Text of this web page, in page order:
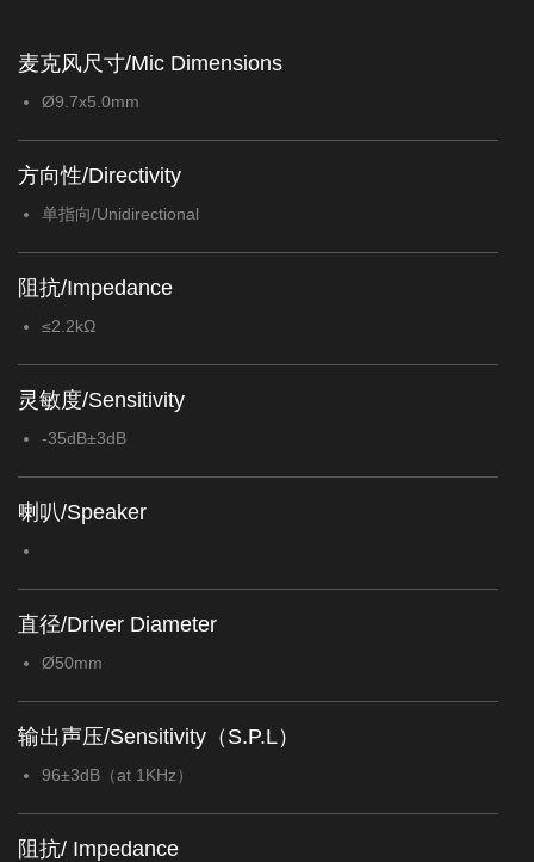
麦克风尺寸/Mic Dimensions
Ø9.7x5.0mm
方向性/Directivity
单指向/Unidirectional
阻抗/Impedance
≤2.2kΩ
灵敏度/Sensitivity
-35dB±3dB
喇叭/Speaker
直径/Driver Diameter
Ø50mm
输出声压/Sensitivity（S.P.L）
96±3dB（at 1KHz）
阻抗/ Impedance